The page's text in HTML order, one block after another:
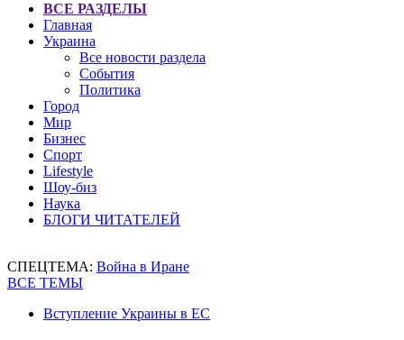
ВСЕ РАЗДЕЛЫ
Главная
Украина
Все новости раздела
События
Политика
Город
Мир
Бизнес
Спорт
Lifestyle
Шоу-биз
Наука
БЛОГИ ЧИТАТЕЛЕЙ
СПЕЦТЕМА: Война в Иране
ВСЕ ТЕМЫ
Вступление Украины в ЕС